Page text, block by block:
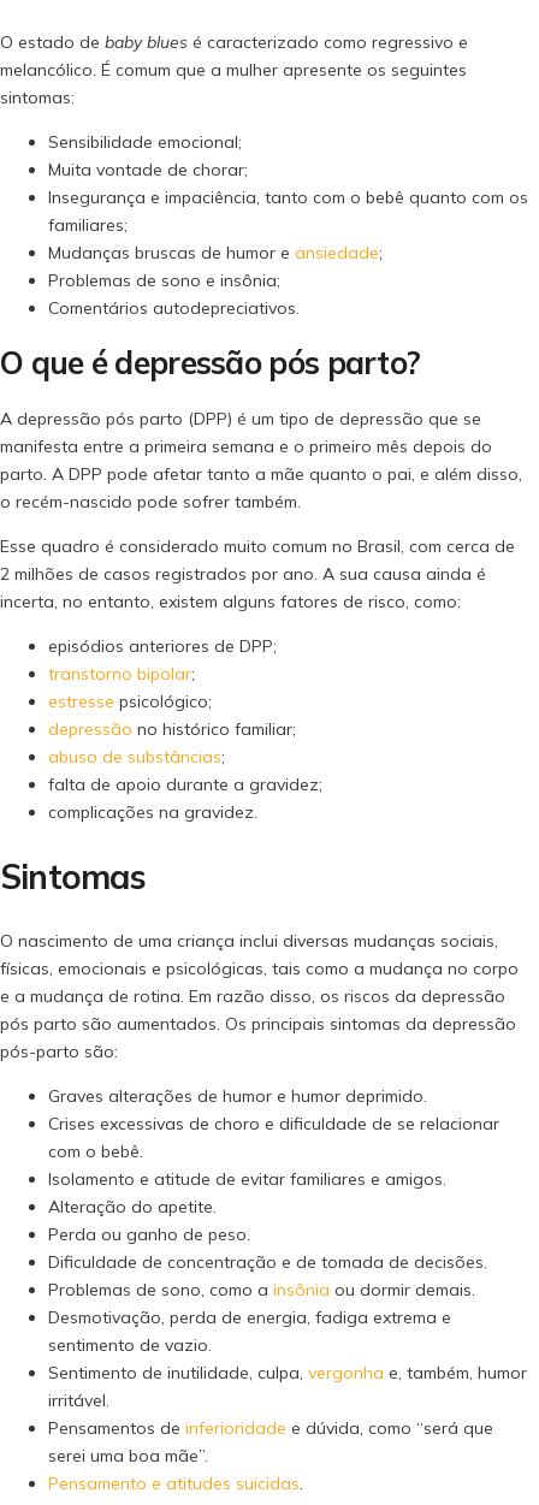
O estado de baby blues é caracterizado como regressivo e
melancólico. É comum que a mulher apresente os seguintes
sintomas:
Sensibilidade emocional;
Muita vontade de chorar;
Insegurança e impaciência, tanto com o bebê quanto com os
familiares;
Mudanças bruscas de humor e ansiedade;
Problemas de sono e insônia;
Comentários autodepreciativos.
O que é depressão pós parto?
A depressão pós parto (DPP) é um tipo de depressão que se
manifesta entre a primeira semana e o primeiro mês depois do
parto. A DPP pode afetar tanto a mãe quanto o pai, e além disso,
o recém-nascido pode sofrer também.
Esse quadro é considerado muito comum no Brasil, com cerca de
2 milhões de casos registrados por ano. A sua causa ainda é
incerta, no entanto, existem alguns fatores de risco, como:
episódios anteriores de DPP;
transtorno bipolar;
estresse psicológico;
depressão no histórico familiar;
abuso de substâncias;
falta de apoio durante a gravidez;
complicações na gravidez.
Sintomas
O nascimento de uma criança inclui diversas mudanças sociais,
físicas, emocionais e psicológicas, tais como a mudança no corpo
e a mudança de rotina. Em razão disso, os riscos da depressão
pós parto são aumentados. Os principais sintomas da depressão
pós-parto são:
Graves alterações de humor e humor deprimido.
Crises excessivas de choro e dificuldade de se relacionar
com o bebê.
Isolamento e atitude de evitar familiares e amigos.
Alteração do apetite.
Perda ou ganho de peso.
Dificuldade de concentração e de tomada de decisões.
Problemas de sono, como a insônia ou dormir demais.
Desmotivação, perda de energia, fadiga extrema e
sentimento de vazio.
Sentimento de inutilidade, culpa, vergonha e, também, humor
irritável.
Pensamentos de inferioridade e dúvida, como “será que
serei uma boa mãe”.
Pensamento e atitudes suicidas.